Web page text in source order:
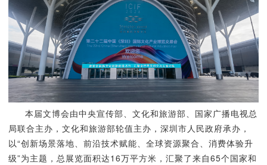
本届文博会由中央宣传部、文化和旅游部、国家广播电视总
局联合主办，文化和旅游部轮值主办，深圳市人民政府承办，
以“创新场景落地、前沿技术赋能、全球资源聚合、消费体验升
级”为主题，总展览面积达16万平方米，汇聚了来自65个国家和